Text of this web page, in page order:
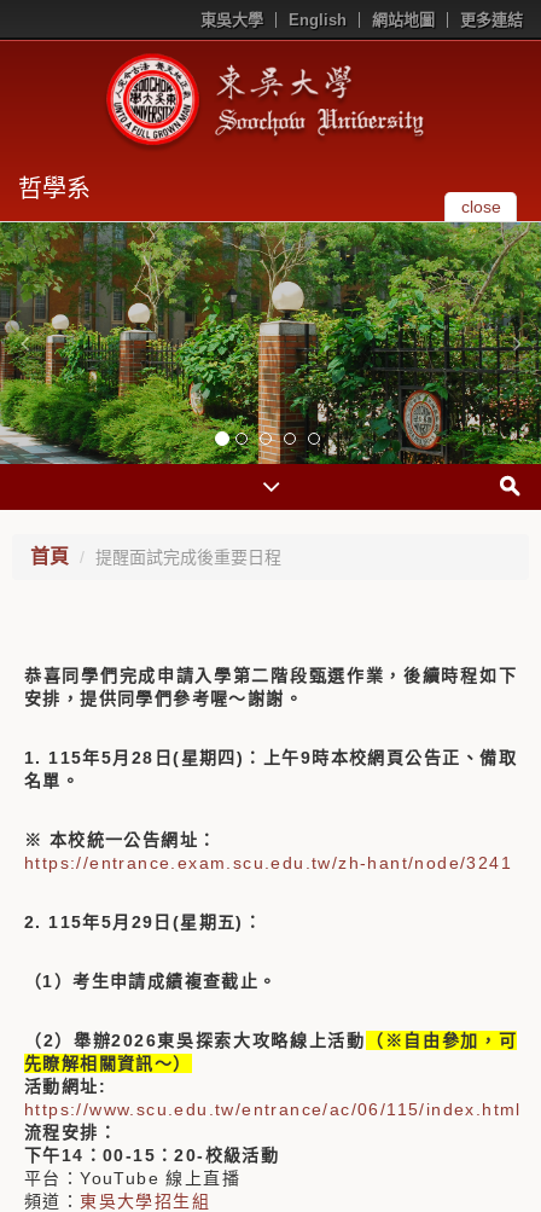
東吳大學 English 網站地圖 更多連結
哲學系
close
首頁 提醒面試完成後重要日程
恭喜同學們完成申請入學第二階段甄選作業，後續時程如下
安排，提供同學們參考喔～謝謝。
1. 115年5月28日(星期四)：上午9時本校網頁公告正、備取
名單。
※ 本校統一公告網址：
https://entrance.exam.scu.edu.tw/zh-hant/node/3241
2. 115年5月29日(星期五)：
（1）考生申請成績複查截止。
（2）舉辦2026東吳探索大攻略線上活動
（※自由參加，可
先瞭解相關資訊～）
活動網址:
https://www.scu.edu.tw/entrance/ac/06/115/index.html
流程安排：
下午14：00-15：20-校級活動
平台：YouTube 線上直播
頻道： 東吳大學招生組